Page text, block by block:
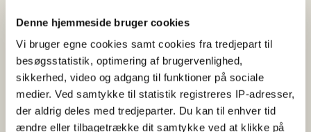
Denne hjemmeside bruger cookies
Vi bruger egne cookies samt cookies fra tredjepart til
besøgsstatistik, optimering af brugervenlighed,
sikkerhed, video og adgang til funktioner på sociale
medier. Ved samtykke til statistik registreres IP-adresser,
der aldrig deles med tredjeparter. Du kan til enhver tid
ændre eller tilbagetrække dit samtykke ved at klikke på
klogere!
26-05-2026
Nyhed Faglig nyhed Erhvervsfiskeri
Tilskud
Snart summer Hirtshals af liv, debat og gode oplevelser,